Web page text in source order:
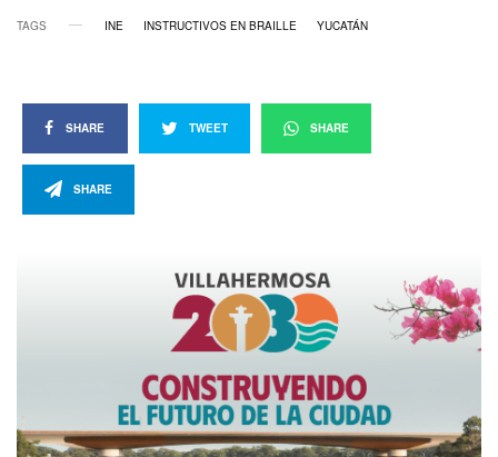
TAGS INE INSTRUCTIVOS EN BRAILLE YUCATÁN
SHARE TWEET SHARE
SHARE